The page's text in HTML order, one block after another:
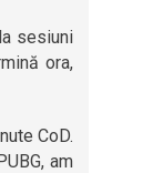
sesiuni
ora,
CoD.
am